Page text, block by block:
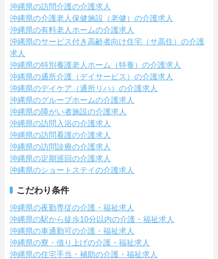
沖縄県の訪問介護の介護求人
沖縄県の介護老人保健施設（老健）の介護求人
沖縄県の有料老人ホームの介護求人
沖縄県のサービス付き高齢者向け住宅（サ高住）の介護
求人
沖縄県の特別養護老人ホーム（特養）の介護求人
沖縄県の通所介護（デイサービス）の介護求人
沖縄県のデイケア（通所リハ）の介護求人
沖縄県のグループホームの介護求人
沖縄県の障がい者施設の介護求人
沖縄県の訪問入浴の介護求人
沖縄県の訪問看護の介護求人
沖縄県の訪問診療の介護求人
沖縄県の定期巡回の介護求人
沖縄県のショートステイの介護求人
こだわり条件
沖縄県の夜勤専従の介護・福祉求人
沖縄県の駅から徒歩10分以内の介護・福祉求人
沖縄県の車通勤可の介護・福祉求人
沖縄県の寮・借り上げの介護・福祉求人
沖縄県の住宅手当・補助の介護・福祉求人